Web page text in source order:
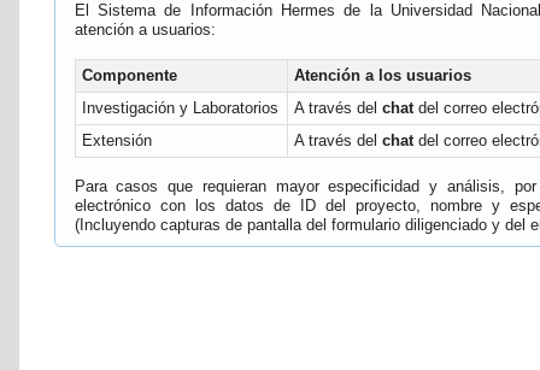
El Sistema de Información Hermes de la Universidad
atención a usuarios:
Componente
Atención a los usuarios
Investigación y Laboratorios
A través del chatdel correo
Extensión
A través del chatdel correo
Para casos que requieran mayor especificidad y análisis,
electrónico con los datos de ID del proyecto, nombre y
(Incluyendo capturas de pantalla del formulario diligenciado y del